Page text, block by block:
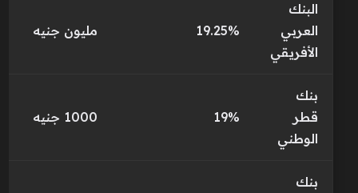
البنك
العربي
الأفريقي
19.25% مليون جنيه
بنك
قطر
الوطني
19% 1000 جنيه
بنك